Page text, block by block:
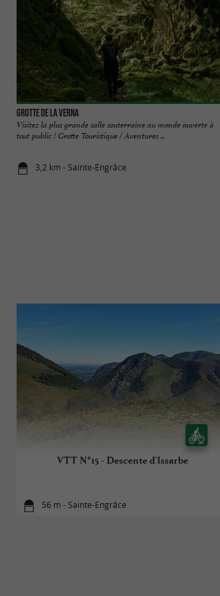
Grotte de la Verna
Visitez la plus grande salle souterraine au monde ouverte à
tout public ! Grotte Touristique / Aventures ...
3,2 km - Sainte-Engrâce
VTT N°15 - Descente d'Issarbe
56 m - Sainte-Engrâce